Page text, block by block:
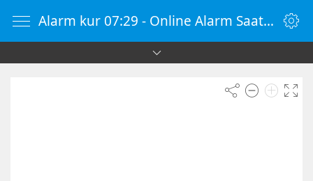
Alarm kur 07:29 - Online Alarm Saati - Alarm Kur